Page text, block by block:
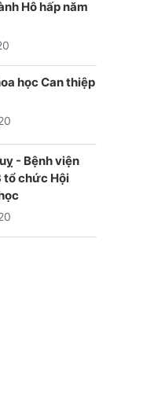
Hô hấp năm
học Can thiệp
- Bệnh viện
tổ chức Hội